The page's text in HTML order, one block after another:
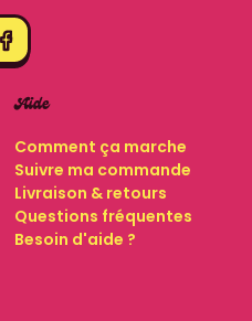
Aide
Comment ça marche
Suivre ma commande
Livraison & retours
Questions fréquentes
Besoin d'aide ?